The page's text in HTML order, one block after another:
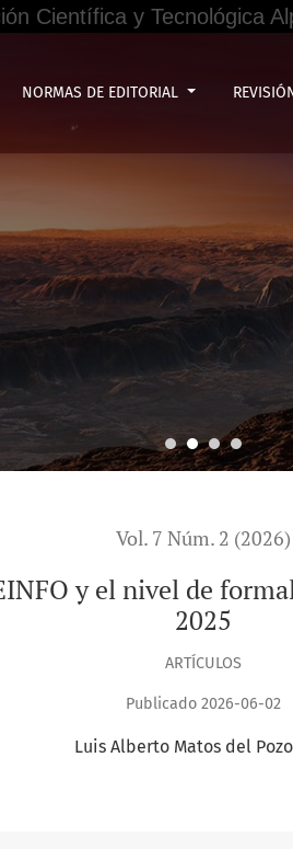
Científica y Tecnológica
NORMAS DE EDITORIAL
Vol. 7 Núm. 2 (2026)
y el nivel de
2025
ARTÍCULOS
Publicado 2026-06-02
Luis Alberto Matos del Pozo